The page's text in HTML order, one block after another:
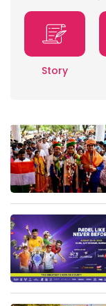
Story